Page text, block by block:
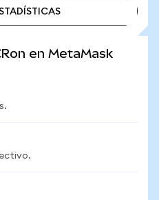
en MetaMask